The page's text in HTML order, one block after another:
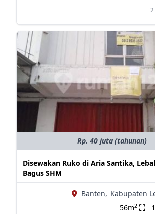
Rp. 40 juta (tahunan)
Disewakan Ruko di Aria Santika,
Bagus SHM
Banten, Kabupaten
56m2